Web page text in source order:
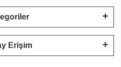
Erişim